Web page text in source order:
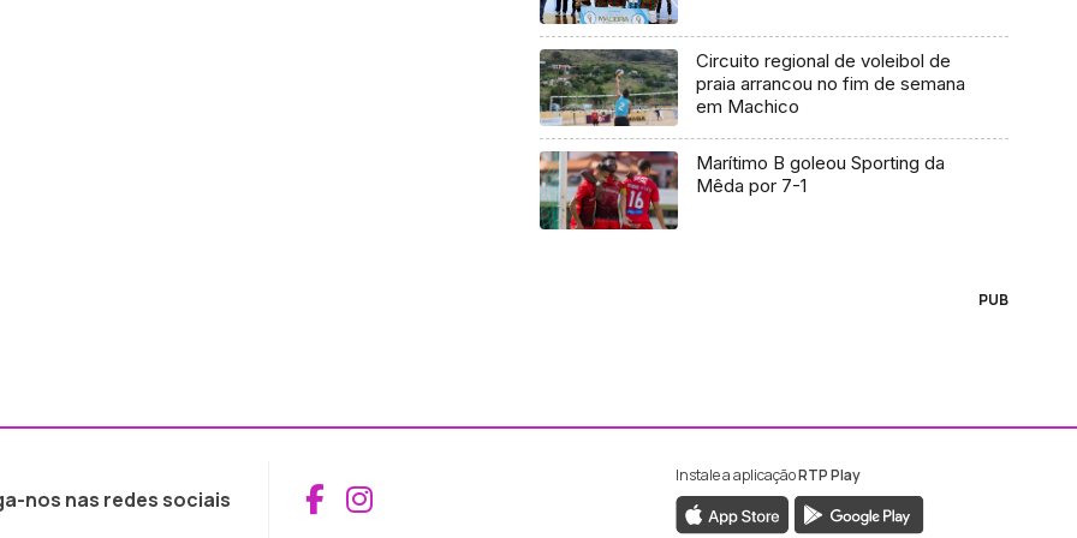
Circuito regional de voleibol de
praia arrancou no fim de semana
em Machico
Marítimo B goleou Sporting da
Mêda por 7-1
PUB
nos nas redes sociais Aceder ao Facebook da RTP Madeira
Aceder ao Instagram da RTP Madeira
Instale a aplicaçãoRTP Play